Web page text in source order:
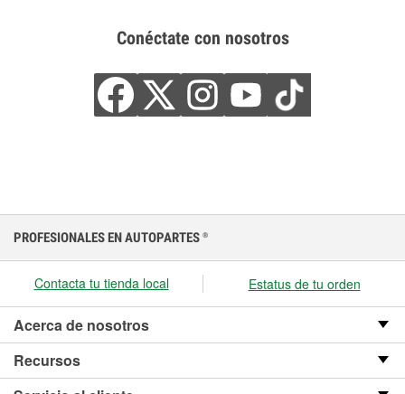
Conéctate con nosotros
PROFESIONALES EN AUTOPARTES ®
Contacta tu tienda local Estatus de tu orden
Acerca de nosotros
Recursos